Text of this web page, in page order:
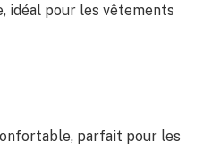
idéal pour les vêtements
parfait pour les